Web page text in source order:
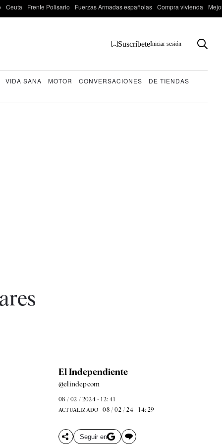
Ceuta Frente Polisario Fuerzas Armadas españolas Compra vivienda
SuscríbeteIniciar sesión
VIDA SANA MOTOR CONVERSACIONES
DE TIENDAS
El Independiente
@elindepcom
08 / 02 / 2024 - 12: 41
ACTUALIZADO 08 / 02 / 24 - 14: 29
Seguir en